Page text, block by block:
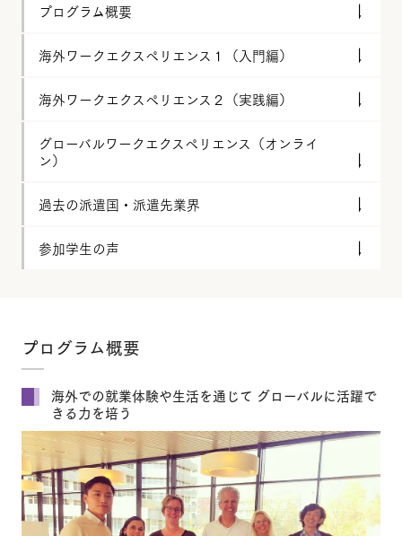
プログラム概要
海外ワークエクスペリエンス１（入門編）
海外ワークエクスペリエンス２（実践編）
グローバルワークエクスペリエンス（オンライ
ン）
過去の派遣国・派遣先業界
参加学生の声
プログラム概要
海外での就業体験や生活を通じて グローバルに活躍で
きる力を培う